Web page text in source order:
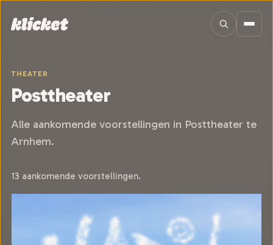
THEATER
Posttheater
Alle aankomende voorstellingen in Posttheater te
Arnhem.
13 aankomende voorstellingen.